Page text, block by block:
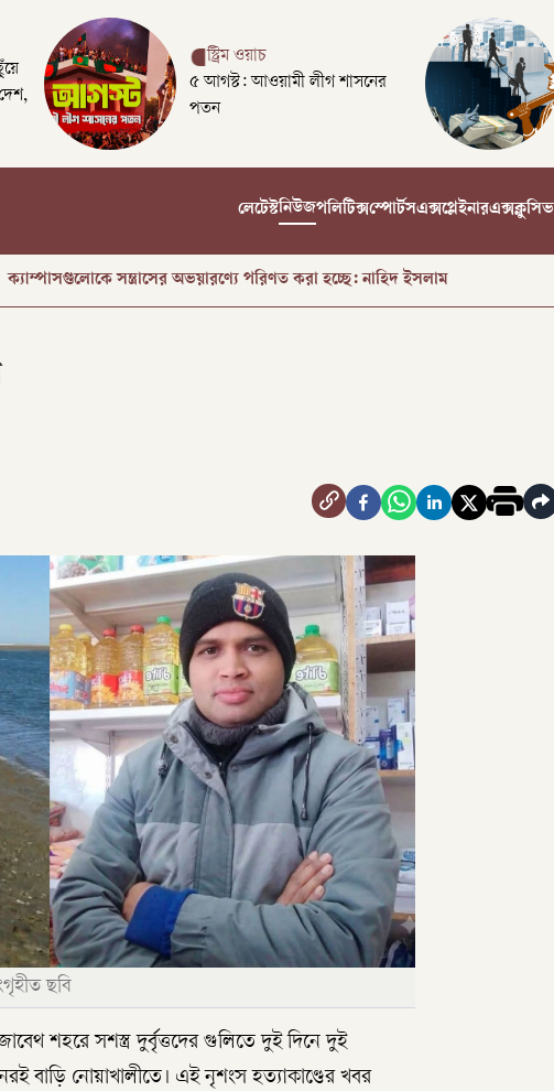
স্ট্রিম ওয়াচ
৫ আগস্ট: আওয়ামী লীগ শাসনের
পতন
লেটেস্টনিউজপলিটিক্সস্পোর্টসএক্সপ্লেইনারএক্সক্লুসিভ
রক্তে অর্জিত জাতীয় ঐক্য যেকোনো মূল্যে রক্ষা করতে হবে: প্রধানমন্ত্রী
ক্যাম্পাসগুলোকে সন্ত্রাসের অভয়ারণ্যে পরিণত করা হচ্ছে: নাহিদ ইসলাম
ছবি
শহরে সশস্ত্র দুর্বৃত্তদের গুলিতে দুই দিনে দুই
বাড়ি নোয়াখালীতে। এই নৃশংস হত্যাকাণ্ডের খবর